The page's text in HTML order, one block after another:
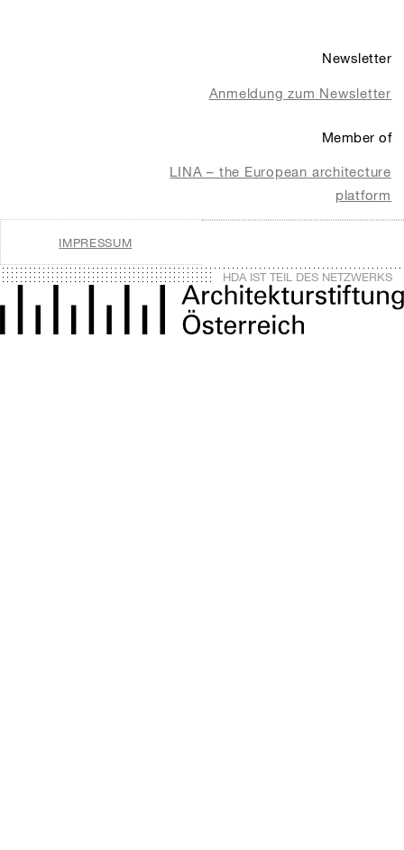
Newsletter
Anmeldung zum Newsletter
Member of
LINA – the European architecture
platform
IMPRESSUM
HDA IST TEIL DES NETZWERKS